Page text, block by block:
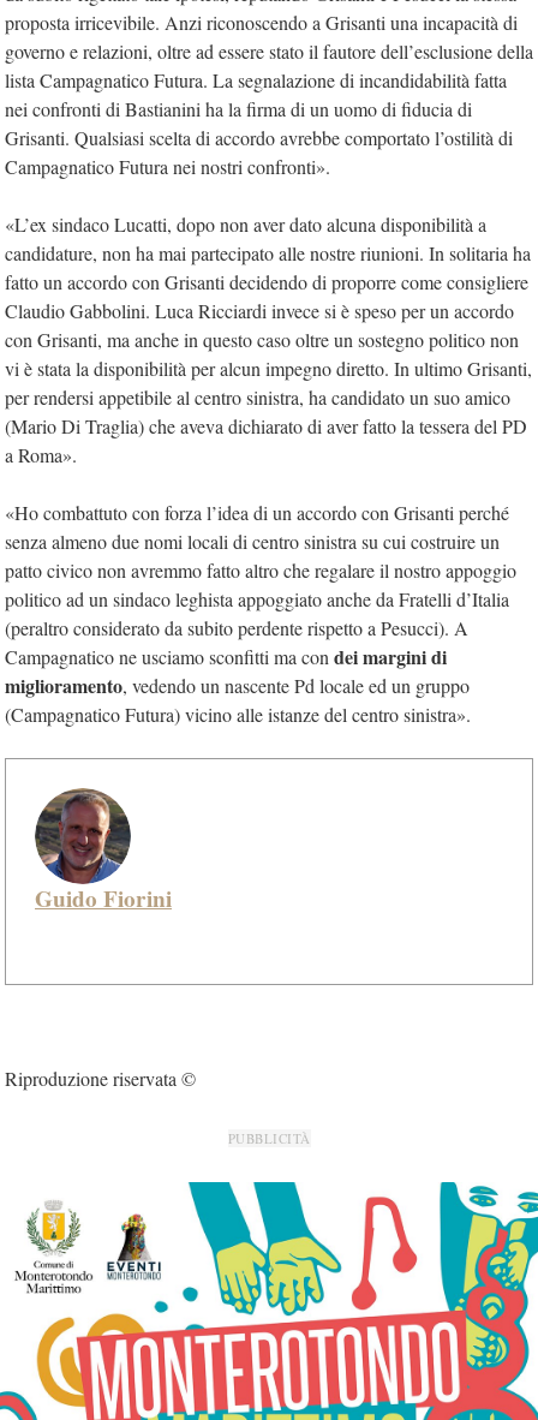
proposta irricevibile. Anzi riconoscendo a Grisanti una incapacità di
governo e relazioni, oltre ad essere stato il fautore dell’esclusione della
lista Campagnatico Futura. La segnalazione di incandidabilità fatta
nei confronti di Bastianini ha la firma di un uomo di fiducia di
Grisanti. Qualsiasi scelta di accordo avrebbe comportato l’ostilità di
Campagnatico Futura nei nostri confronti».
«L’ex sindaco Lucatti, dopo non aver dato alcuna disponibilità a
candidature, non ha mai partecipato alle nostre riunioni. In solitaria ha
fatto un accordo con Grisanti decidendo di proporre come consigliere
Claudio Gabbolini. Luca Ricciardi invece si è speso per un accordo
con Grisanti, ma anche in questo caso oltre un sostegno politico non
vi è stata la disponibilità per alcun impegno diretto. In ultimo Grisanti,
per rendersi appetibile al centro sinistra, ha candidato un suo amico
(Mario Di Traglia) che aveva dichiarato di aver fatto la tessera del PD
a Roma».
«Ho combattuto con forza l’idea di un accordo con Grisanti perché
senza almeno due nomi locali di centro sinistra su cui costruire un
patto civico non avremmo fatto altro che regalare il nostro appoggio
politico ad un sindaco leghista appoggiato anche da Fratelli d’Italia
(peraltro considerato da subito perdente rispetto a Pesucci). A
Campagnatico ne usciamo sconfitti ma con dei margini di
miglioramento, vedendo un nascente Pd locale ed un gruppo
(Campagnatico Futura) vicino alle istanze del centro sinistra».
Guido Fiorini
Riproduzione riservata ©
PUBBLICITÀ